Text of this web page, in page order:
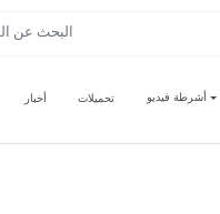
أخبار تحميلات أشرطة فيديو